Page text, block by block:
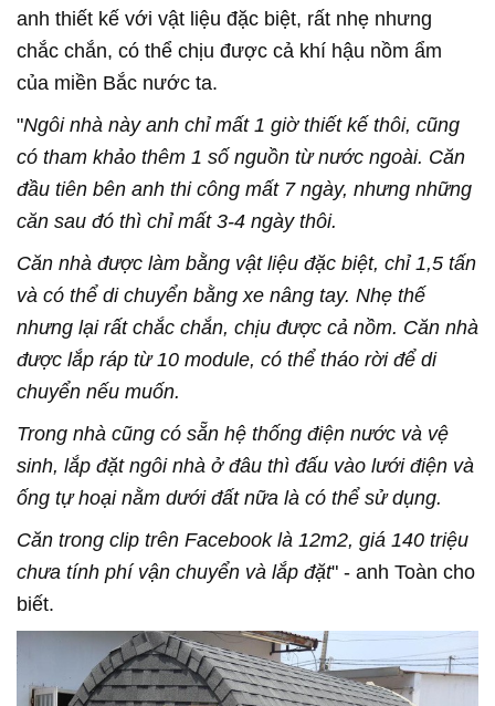
anh thiết kế với vật liệu đặc biệt, rất nhẹ nhưng
chắc chắn, có thể chịu được cả khí hậu nồm ẩm
của miền Bắc nước ta.
"Ngôi nhà này anh chỉ mất 1 giờ thiết kế thôi, cũng
có tham khảo thêm 1 số nguồn từ nước ngoài. Căn
đầu tiên bên anh thi công mất 7 ngày, nhưng những
căn sau đó thì chỉ mất 3-4 ngày thôi.
Căn nhà được làm bằng vật liệu đặc biệt, chỉ 1,5 tấn
và có thể di chuyển bằng xe nâng tay. Nhẹ thế
nhưng lại rất chắc chắn, chịu được cả nồm. Căn nhà
được lắp ráp từ 10 module, có thể tháo rời để di
chuyển nếu muốn.
Trong nhà cũng có sẵn hệ thống điện nước và vệ
sinh, lắp đặt ngôi nhà ở đâu thì đấu vào lưới điện và
ống tự hoại nằm dưới đất nữa là có thể sử dụng.
Căn trong clip trên Facebook là 12m2, giá 140 triệu
chưa tính phí vận chuyển và lắp đặt" - anh Toàn cho
biết.